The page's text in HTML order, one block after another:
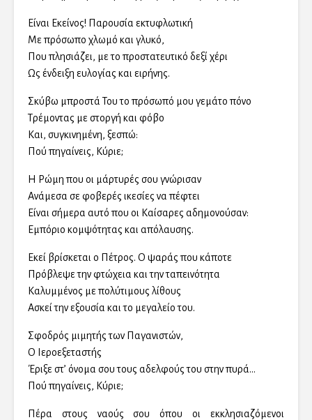
Είναι Εκείνος! Παρουσία εκτυφλωτική
Με πρόσωπο χλωμό και γλυκό,
Που πλησιάζει, με το προστατευτικό δεξί χέρι
Ως ένδειξη ευλογίας και ειρήνης.
Σκύβω μπροστά Του το πρόσωπό μου γεμάτο πόνο
Τρέμοντας με στοργή και φόβο
Και, συγκινημένη, ξεσπώ:
Πού πηγαίνεις, Κύριε;
Η Ρώμη που οι μάρτυρές σου γνώρισαν
Ανάμεσα σε φοβερές ικεσίες να πέφτει
Είναι σήμερα αυτό που οι Καίσαρες αδημονούσαν:
Εμπόριο κομψότητας και απόλαυσης.
Εκεί βρίσκεται ο Πέτρος. Ο ψαράς που κάποτε
Πρόβλεψε την φτώχεια και την ταπεινότητα
Καλυμμένος με πολύτιμους λίθους
Ασκεί την εξουσία και το μεγαλείο του.
Σφοδρός μιμητής των Παγανιστών,
Ο Ιεροεξεταστής
Έριξε στ’ όνομα σου τους αδελφούς του στην πυρά…
Πού πηγαίνεις, Κύριε;
Πέρα στους ναούς σου όπου οι εκκλησιαζόμενοι